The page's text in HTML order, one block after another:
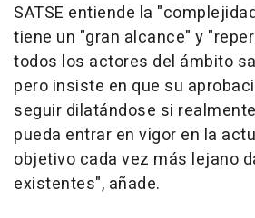
SATSE entiende la
tiene un "gran alcance" y
todos los actores del ámbito
pero insiste en que su
seguir dilatándose si
pueda entrar en vigor en la
objetivo cada vez más lejano
existentes", añade.